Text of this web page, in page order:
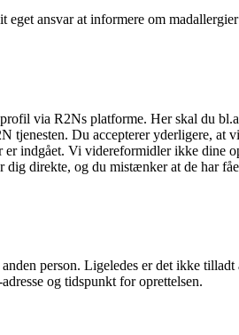
eget ansvar at informere om
via R2Ns platforme. Her skal du
tjenesten. Du accepterer yderligere,
indgået. Vi videreformidler ikke dine
direkte, og du mistænker at de har
person. Ligeledes er det ikke
og tidspunkt for oprettelsen.